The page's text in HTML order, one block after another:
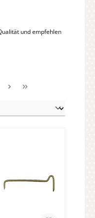
und empfehlen